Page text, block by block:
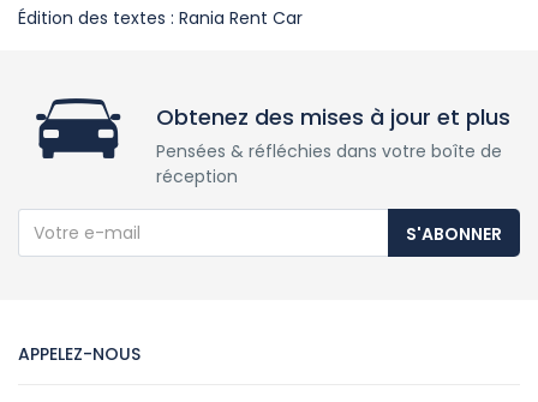
Édition des textes : Rania Rent Car
Obtenez des mises à jour et plus
Pensées & réfléchies dans votre boîte de
réception
S'ABONNER
APPELEZ-NOUS